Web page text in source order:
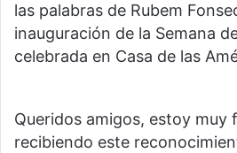
las palabras de Rubem
inauguración de la Semana
celebrada en Casa de las
Queridos amigos, estoy muy
recibiendo este